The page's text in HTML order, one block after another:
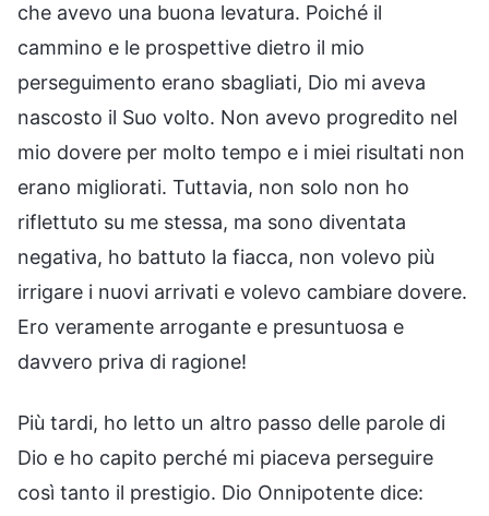
che avevo una buona levatura. Poiché il
cammino e le prospettive dietro il mio
perseguimento erano sbagliati, Dio mi aveva
nascosto il Suo volto. Non avevo progredito nel
mio dovere per molto tempo e i miei risultati non
erano migliorati. Tuttavia, non solo non ho
riflettuto su me stessa, ma sono diventata
negativa, ho battuto la fiacca, non volevo più
irrigare i nuovi arrivati e volevo cambiare dovere.
Ero veramente arrogante e presuntuosa e
davvero priva di ragione!
Più tardi, ho letto un altro passo delle parole di
Dio e ho capito perché mi piaceva perseguire
così tanto il prestigio. Dio Onnipotente dice: